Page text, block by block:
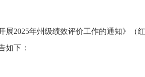
展2025年州级绩效评价工作的通知》（
如下：